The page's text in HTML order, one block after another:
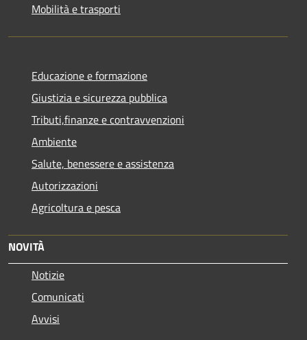
Mobilità e trasporti
Educazione e formazione
Giustizia e sicurezza pubblica
Tributi,finanze e contravvenzioni
Ambiente
Salute, benessere e assistenza
Autorizzazioni
Agricoltura e pesca
NOVITÀ
Notizie
Comunicati
Avvisi